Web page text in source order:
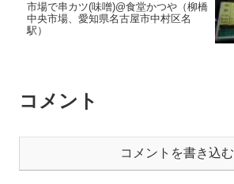
市場で串カツ(味噌)@食堂かつや（柳橋
中央市場、愛知県名古屋市中村区名
駅）
コメント
コメントを書き込む